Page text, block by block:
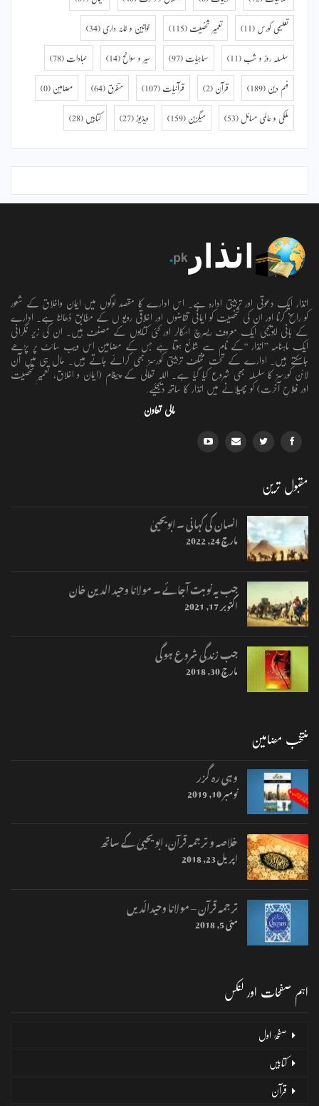
تعلیمی کورس (11) تعمیر شخصیت (115) خواتین و خانہ داری (34)
سلسلہ روز و شب (11) سماجیات (97) سیر و سوانح (14) عبادات (78)
فہم دین (189) قرآن (2) قرآنیات (107) متفرق (64) مضامین (0)
ملکی و عالمی مسائل (53) میگزین (159) ویڈیوز (27) کتابیں (28)
انذار ایک دعوتی اور تربیتی ادارہ ہے۔ اس ادارے کا مقصد لوگوں میں ایمان واخلاق کے شعور
کو راسخ کرنا اور ان کی شخصیت کو ایمانی تقاضوں اور اخلاقی رویو ں کے مطابق ڈھالنا ہے۔ ادارے
کے بانی ابویحییٰ ایک معروف ریسرچ اسکالر اور کئی کتابوں کے مصنف ہیں۔ ان کی زیر نگرانی
ایک ماہنامہ ’’انذار ‘‘کے نام سے شائع ہوتا ہے جس کے مضامین اس ویب سائٹ پر پڑھے
جاسکتے ہیں۔ ادارے کے تحت مختلف تربیتی کورسز بھی کرائے جاتے ہیں۔ حال ہی میں آن
لائن کورسز کا سلسلہ بھی شروع کیا گیا ہے۔ اللہ تعالٰی کے پیغام (ایمان و اخلاق، تعمیرِ شخصیت
اور فلاحِ آخرت) کو پھیلانے میں انذار کا ساتھ دیجئیے.
مالی تعاون
مقبول ترین
انسان کی کہانی ۔ ابویحییٰ
مارچ 24, 2022
جب یہ نوبت آجائے ۔ مولانا وحید الدین خان
اکتوبر 17, 2021
جب زندگی شروع ہوگی
مارچ 30, 2018
منتخب مضامین
وہی رہ گزر
نومبر 10, 2019
خلاصہ و ترجمہ قرآن، ابو یحییٰ کے ساتھ
اپریل 23, 2018
ترجمہ قرآن – مولانا وحیدالّدیں
مئی 5, 2018
اہم صفحات اور لنکس
صفحۂ اول
کتابیں
قرآن